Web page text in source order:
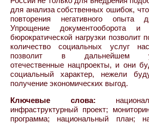
для анализа собственных ошибок,
повторения негативного опыта
Упрощение документооборота и
бюрократической нагрузки позволит
количество социальных услуг
позволит в дальнейшем
отечественные нацпроекты, и они
социальный характер, нежели
получение экономических выгод.
Ключевые слова:
инфраструктурный проект;
программа; национальный план;